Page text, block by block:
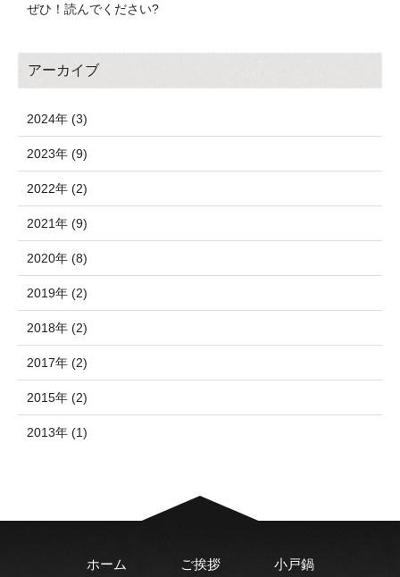
ぜひ！読んでください?
アーカイブ
2024年 (3)
2023年 (9)
2022年 (2)
2021年 (9)
2020年 (8)
2019年 (2)
2018年 (2)
2017年 (2)
2015年 (2)
2013年 (1)
ホーム ご挨拶 小戸鍋